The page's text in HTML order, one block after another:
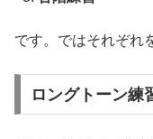
です。ではそれぞれ
ロングトーン練